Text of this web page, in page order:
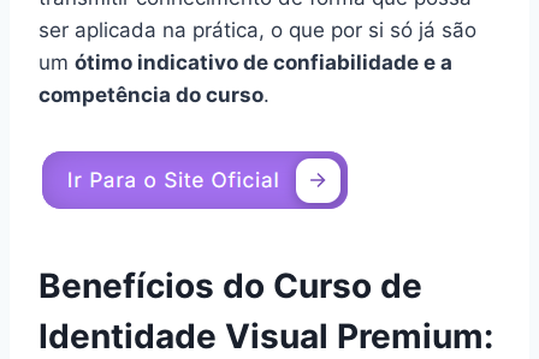
ser aplicada na prática, o que por si só já são
um ótimo indicativo de confiabilidade e a
competência do curso.
Benefícios do Curso de
Identidade Visual Premium: